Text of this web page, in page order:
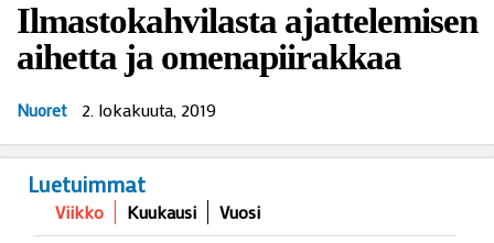
Ilmastokahvilasta ajattelemisen
aihetta ja omenapiirakkaa
Nuoret 2. lokakuuta, 2019
Luetuimmat
Viikko Kuukausi Vuosi